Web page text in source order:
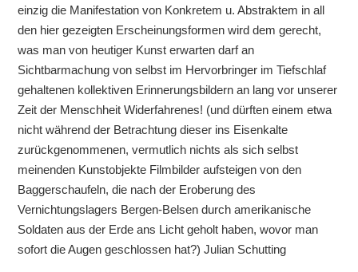
einzig die Manifestation von Konkretem u. Abstraktem in all
den hier gezeigten Erscheinungsformen wird dem gerecht,
was man von heutiger Kunst erwarten darf an
Sichtbarmachung von selbst im Hervorbringer im Tiefschlaf
gehaltenen kollektiven Erinnerungsbildern an lang vor unserer
Zeit der Menschheit Widerfahrenes! (und dürften einem etwa
nicht während der Betrachtung dieser ins Eisenkalte
zurückgenommenen, vermutlich nichts als sich selbst
meinenden Kunstobjekte Filmbilder aufsteigen von den
Baggerschaufeln, die nach der Eroberung des
Vernichtungslagers Bergen-Belsen durch amerikanische
Soldaten aus der Erde ans Licht geholt haben, wovor man
sofort die Augen geschlossen hat?) Julian Schutting